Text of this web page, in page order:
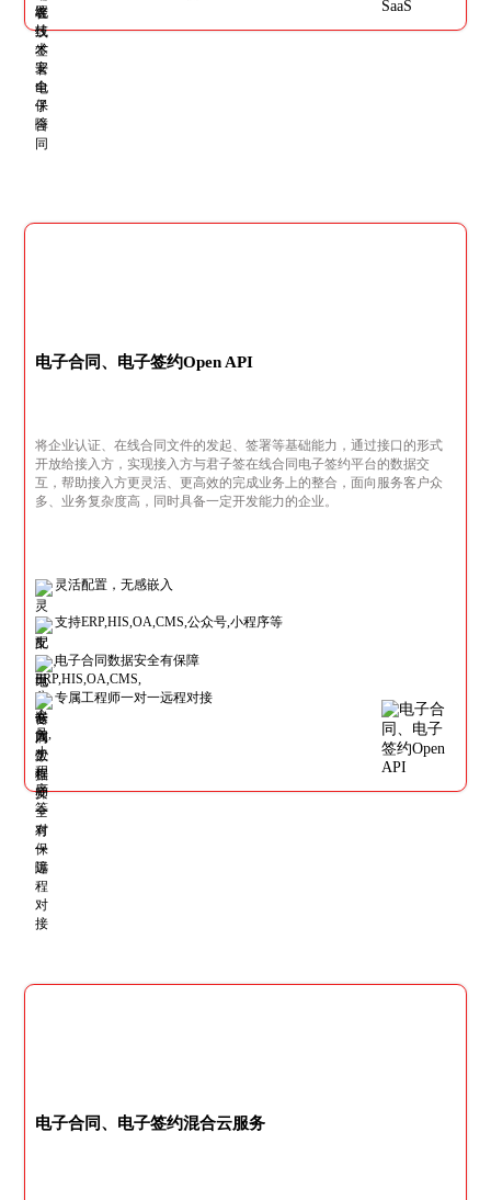
电子合同、电子签约Open API
将企业认证、在线合同文件的发起、签署等基础能力，通过接口的形式
开放给接入方，实现接入方与君子签在线合同电子签约平台的数据交
互，帮助接入方更灵活、更高效的完成业务上的整合，面向服务客户众
多、业务复杂度高，同时具备一定开发能力的企业。
灵活配置，无感嵌入
支持ERP,HIS,OA,CMS,公众号,小程序等
电子合同数据安全有保障
专属工程师一对一远程对接
电子合同、电子签约混合云服务